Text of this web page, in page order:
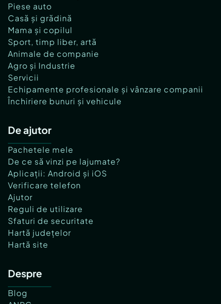
Piese auto
Casă și grădină
Mama și copilul
Sport, timp liber, artă
Animale de companie
Agro și Industrie
Servicii
Echipamente profesionale și vânzare companii
Închiriere bunuri și vehicule
De ajutor
Pachetele mele
De ce să vinzi pe lajumate?
Aplicații: Android și iOS
Verificare telefon
Ajutor
Reguli de utilizare
Sfaturi de securitate
Hartă județelor
Hartă site
Despre
Blog